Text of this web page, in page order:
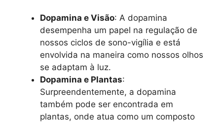
Dopamina e Visão: A dopamina
desempenha um papel na regulação de
nossos ciclos de sono-vigília e está
envolvida na maneira como nossos olhos
se adaptam à luz.
Dopamina e Plantas:
Surpreendentemente, a dopamina
também pode ser encontrada em
plantas, onde atua como um composto